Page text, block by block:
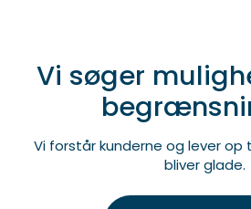
Vi søger
Vi forstår kunderne og lever op
bliver glade.